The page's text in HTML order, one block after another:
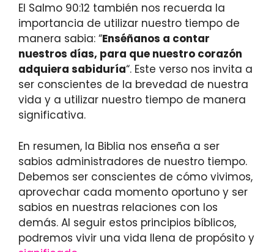
El Salmo 90:12 también nos recuerda la
importancia de utilizar nuestro tiempo de
manera sabia: “Enséñanos a contar
nuestros días, para que nuestro corazón
adquiera sabiduría“. Este verso nos invita a
ser conscientes de la brevedad de nuestra
vida y a utilizar nuestro tiempo de manera
significativa.
En resumen, la Biblia nos enseña a ser
sabios administradores de nuestro tiempo.
Debemos ser conscientes de cómo vivimos,
aprovechar cada momento oportuno y ser
sabios en nuestras relaciones con los
demás. Al seguir estos principios bíblicos,
podremos vivir una vida llena de propósito y